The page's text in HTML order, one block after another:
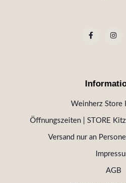
Weinherz Store
Öffnungszeiten | STORE
Versand nur an
AGB